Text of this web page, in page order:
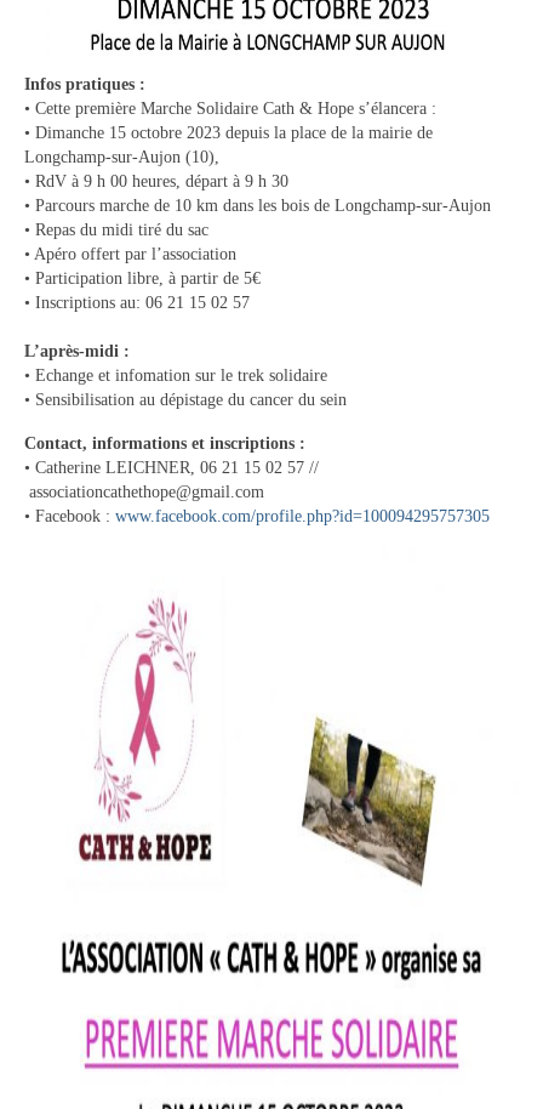
Le Conseil municipal de Longchamp-sur-
Aujon
Les réunions du Conseil municipal
La Communauté de communes
Les réunions du Conseil communautaire
(CCRB)
Budget communal & fiscalité
Vie scolaire
Scolarité
Vie associative
Les associations
Contact
Informations légales
Infos pratiques :
• Cette première Marche Solidaire Cath & Hope s’élancera :
• Dimanche 15 octobre 2023 depuis la place de la mairie de
Longchamp-sur-Aujon (10),
• RdV à 9 h 00 heures, départ à 9 h 30
• Parcours marche de 10 km dans les bois de Longchamp-sur-Aujon
• Repas du midi tiré du sac
• Apéro offert par l’association
• Participation libre, à partir de 5€
• Inscriptions au: 06 21 15 02 57
L’après-midi :
• Echange et infomation sur le trek solidaire
• Sensibilisation au dépistage du cancer du sein
Contact, informations et inscriptions :
• Catherine LEICHNER, 06 21 15 02 57 //
associationcathethope@gmail.com
• Facebook : www.facebook.com/profile.php?id=100094295757305